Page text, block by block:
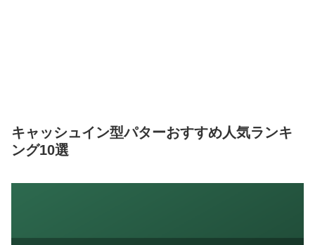
キャッシュイン型パターおすすめ人気ランキ
ング10選